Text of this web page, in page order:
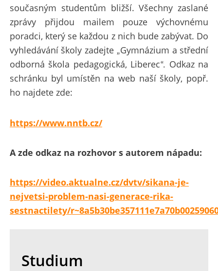
současným studentům bližší. Všechny zaslané
zprávy přijdou mailem pouze výchovnému
poradci, který se každou z nich bude zabývat. Do
vyhledávání školy zadejte „Gymnázium a střední
odborná škola pedagogická, Liberec“. Odkaz na
schránku byl umístěn na web naší školy, popř.
ho najdete zde:
https://www.nntb.cz/
A zde odkaz na rozhovor s autorem nápadu:
https://video.aktualne.cz/dvtv/sikana-je-
nejvetsi-problem-nasi-generace-rika-
sestnactilety/
Studium